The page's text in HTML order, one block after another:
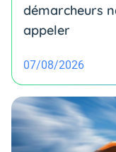
démarcheurs
appeler
07/08/2026